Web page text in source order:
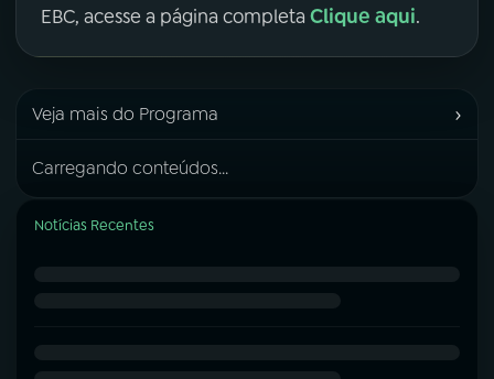
EBC, acesse a página completa Clique aqui.
Veja mais do Programa ›
Carregando conteúdos...
Notícias Recentes